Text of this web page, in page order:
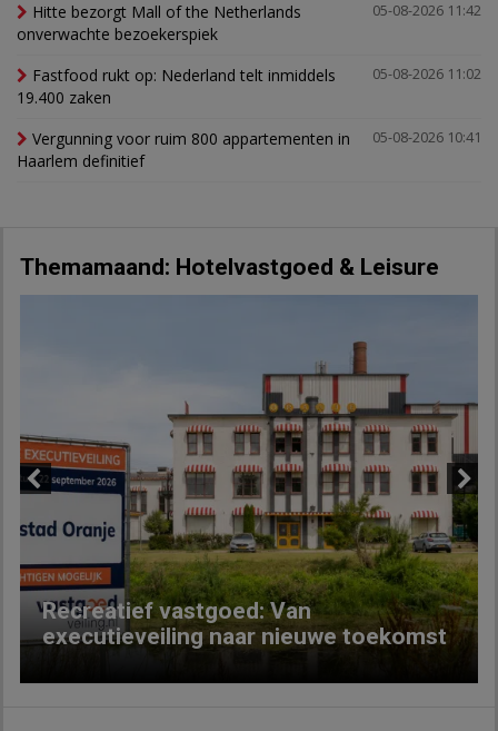
05-08-2026 11:42
Hitte bezorgt Mall of the Netherlands
onverwachte bezoekerspiek
05-08-2026 11:02
Fastfood rukt op: Nederland telt inmiddels
19.400 zaken
05-08-2026 10:41
Vergunning voor ruim 800 appartementen in
Haarlem definitief
Themamaand: Hotelvastgoed & Leisure
Recreatief vastgoed: Van
executieveiling naar nieuwe toekomst
Next